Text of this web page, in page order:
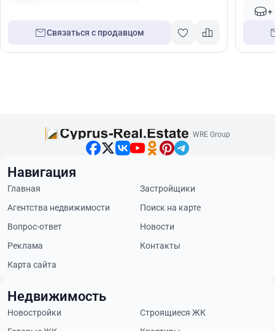
Связаться с продавцом
WRE Group
Навигация
Главная
Застройщики
Агентства недвижимости
Поиск на карте
Вопрос-ответ
Новости
Реклама
Контакты
Карта сайта
Недвижимость
Новостройки
Строящиеся ЖК